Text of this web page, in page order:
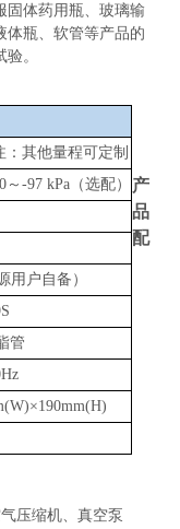
固体药用瓶、玻璃输
体瓶、软管等产品的
。
：其他量程可定制
-97 kPa（选配）
用户自备）
管
产
品
配
压缩机、真空泵